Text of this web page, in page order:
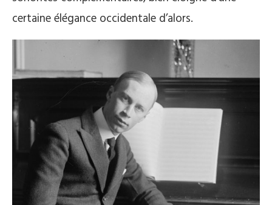
certaine élégance occidentale d’alors.